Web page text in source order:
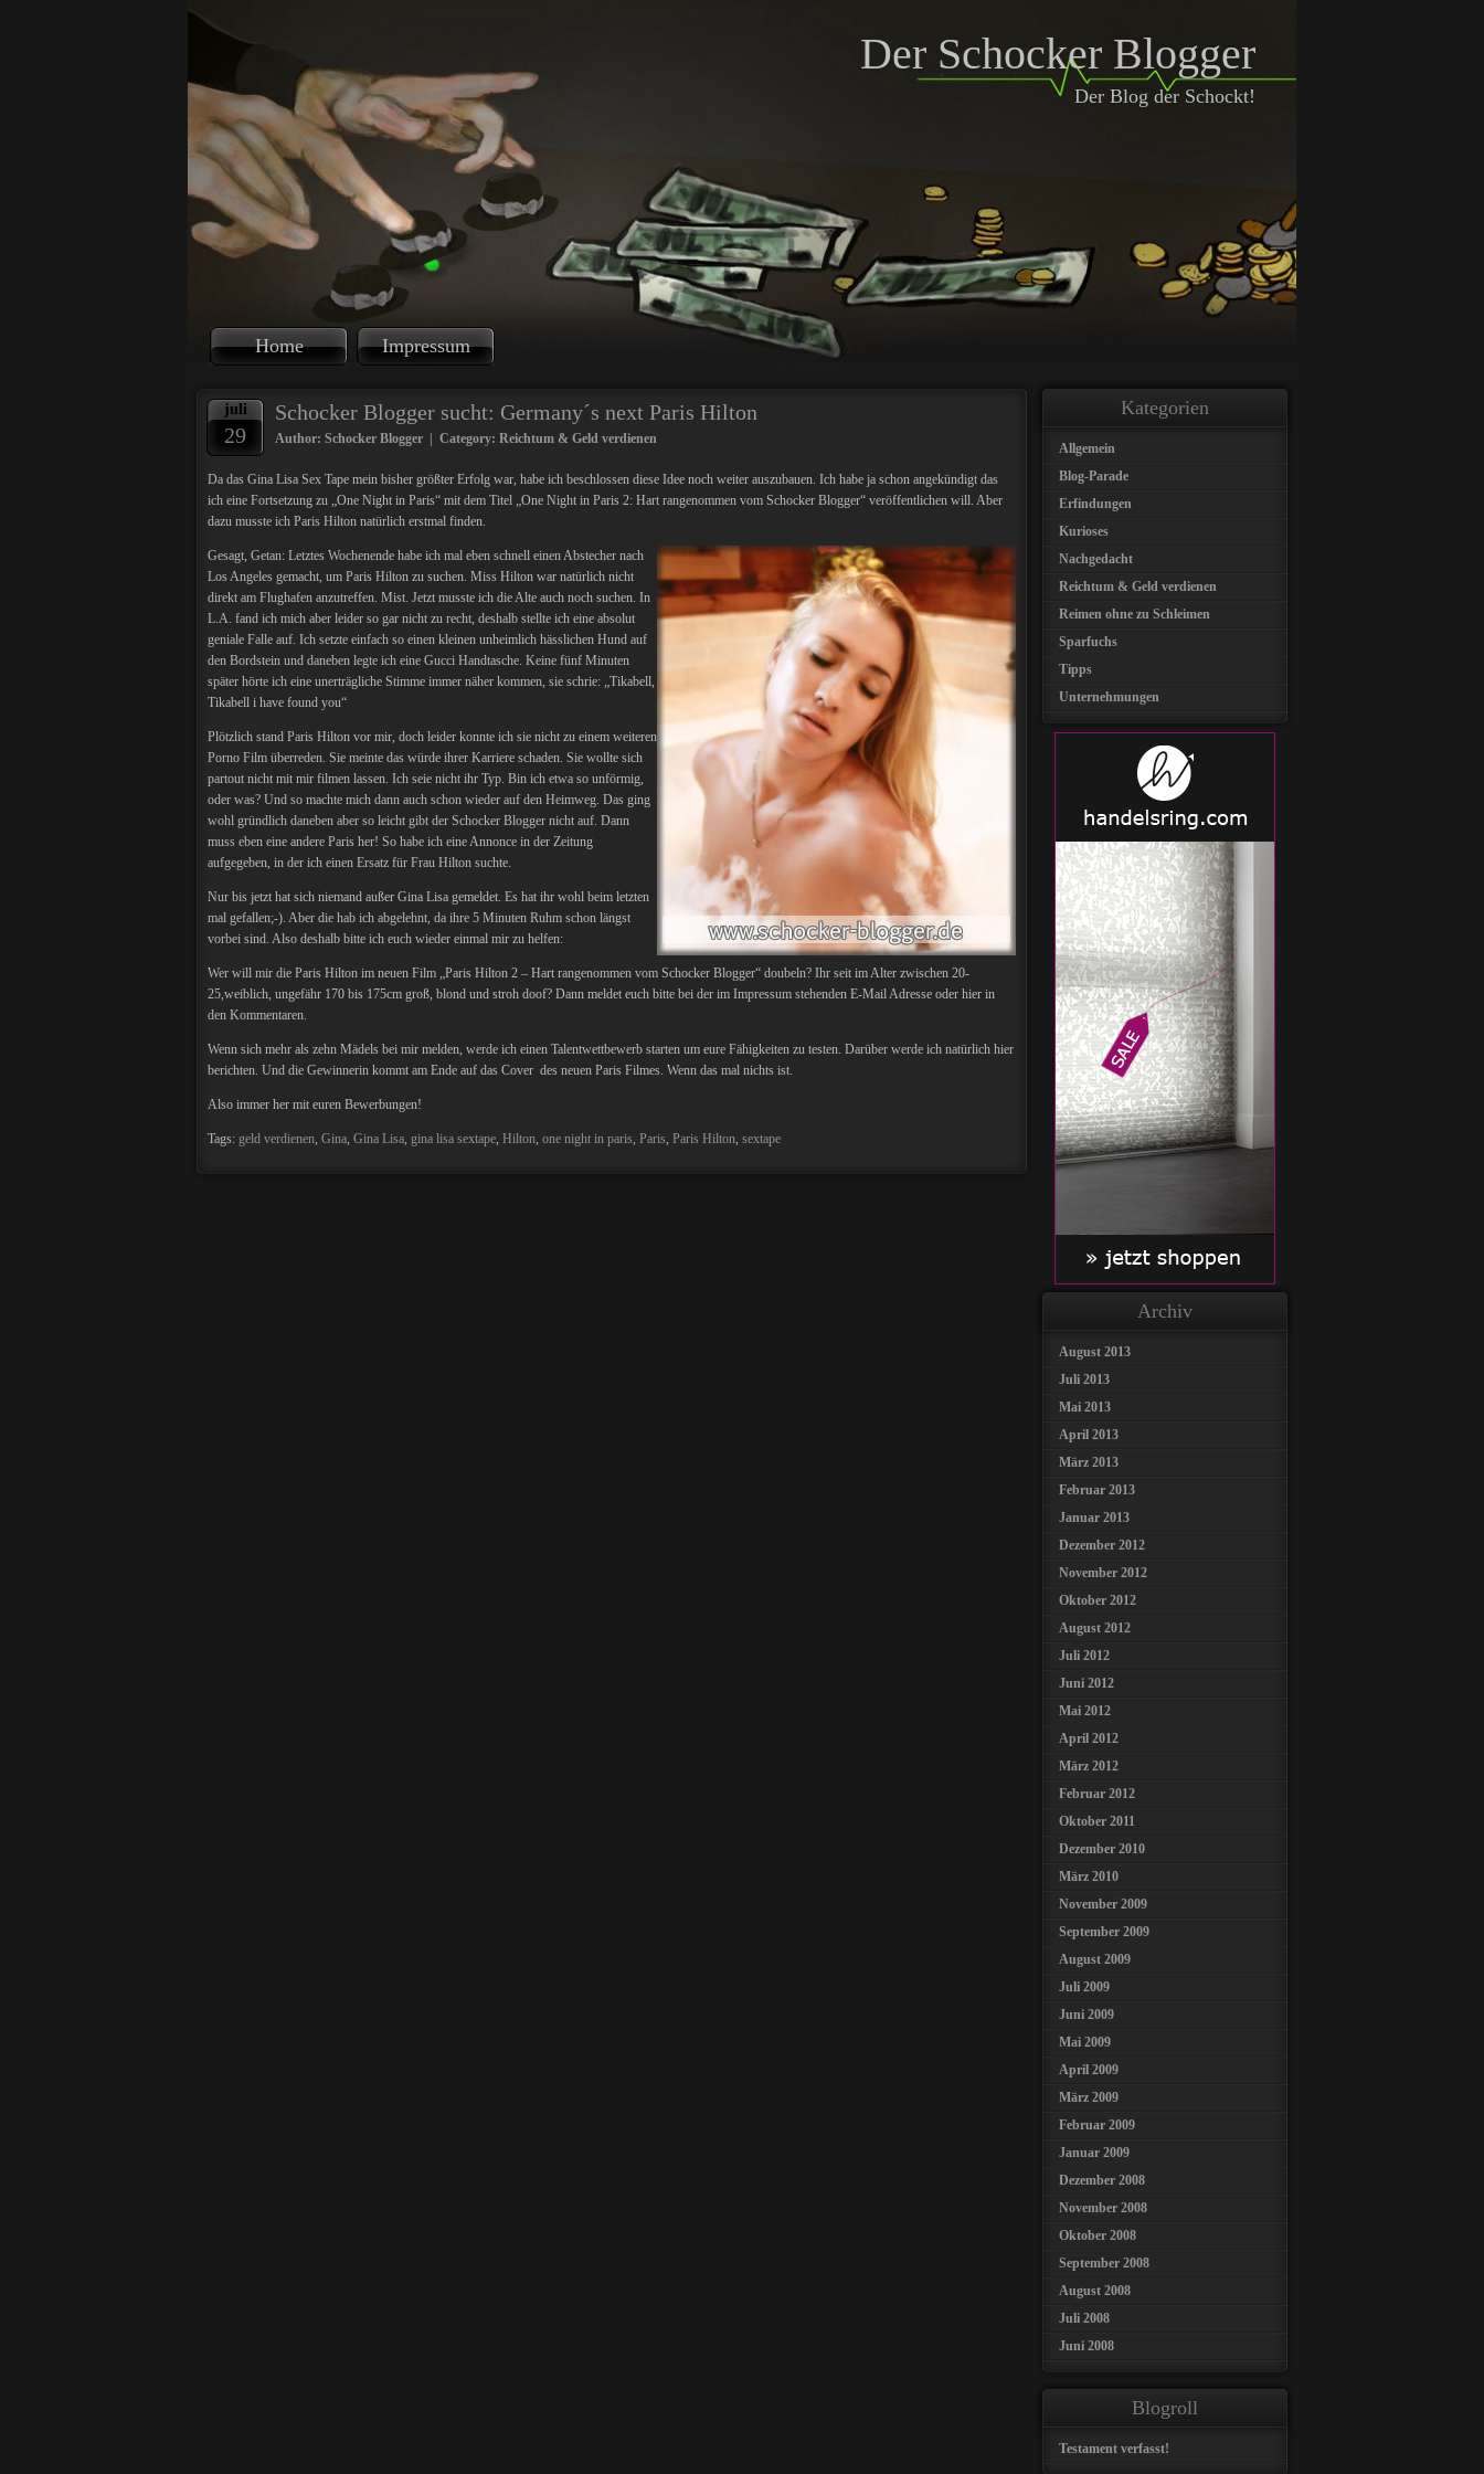
Der Schocker Blogger
Der Blog der Schockt!
Home Impressum
juli
29
Schocker Blogger sucht: Germany´s next Paris Hilton
Author: Schocker Blogger | Category: Reichtum & Geld verdienen
Da das Gina Lisa Sex Tape mein bisher größter Erfolg war, habe ich beschlossen diese Idee noch weiter auszubauen. Ich habe ja schon angekündigt das
ich eine Fortsetzung zu „One Night in Paris“ mit dem Titel „One Night in Paris 2: Hart rangenommen vom Schocker Blogger“ veröffentlichen will. Aber
dazu musste ich Paris Hilton natürlich erstmal finden.
Gesagt, Getan: Letztes Wochenende habe ich mal eben schnell einen Abstecher nach
Los Angeles gemacht, um Paris Hilton zu suchen. Miss Hilton war natürlich nicht
direkt am Flughafen anzutreffen. Mist. Jetzt musste ich die Alte auch noch suchen. In
L.A. fand ich mich aber leider so gar nicht zu recht, deshalb stellte ich eine absolut
geniale Falle auf. Ich setzte einfach so einen kleinen unheimlich hässlichen Hund auf
den Bordstein und daneben legte ich eine Gucci Handtasche. Keine fünf Minuten
später hörte ich eine unerträgliche Stimme immer näher kommen, sie schrie: „Tikabell,
Tikabell i have found you“
Plötzlich stand Paris Hilton vor mir, doch leider konnte ich sie nicht zu einem weiteren
Porno Film überreden. Sie meinte das würde ihrer Karriere schaden. Sie wollte sich
partout nicht mit mir filmen lassen. Ich seie nicht ihr Typ. Bin ich etwa so unförmig,
oder was? Und so machte mich dann auch schon wieder auf den Heimweg. Das ging
wohl gründlich daneben aber so leicht gibt der Schocker Blogger nicht auf. Dann
muss eben eine andere Paris her! So habe ich eine Annonce in der Zeitung
aufgegeben, in der ich einen Ersatz für Frau Hilton suchte.
Nur bis jetzt hat sich niemand außer Gina Lisa gemeldet. Es hat ihr wohl beim letzten
mal gefallen;-). Aber die hab ich abgelehnt, da ihre 5 Minuten Ruhm schon längst
vorbei sind. Also deshalb bitte ich euch wieder einmal mir zu helfen:
Wer will mir die Paris Hilton im neuen Film „Paris Hilton 2 – Hart rangenommen vom Schocker Blogger“ doubeln? Ihr seit im Alter zwischen 20-
25,weiblich, ungefähr 170 bis 175cm groß, blond und stroh doof? Dann meldet euch bitte bei der im Impressum stehenden E-Mail Adresse oder hier in
den Kommentaren.
Wenn sich mehr als zehn Mädels bei mir melden, werde ich einen Talentwettbewerb starten um eure Fähigkeiten zu testen. Darüber werde ich natürlich hier
berichten. Und die Gewinnerin kommt am Ende auf das Cover des neuen Paris Filmes. Wenn das mal nichts ist.
Also immer her mit euren Bewerbungen!
Tags: geld verdienen, Gina, Gina Lisa, gina lisa sextape, Hilton, one night in paris, Paris, Paris Hilton, sextape
Kategorien
Allgemein
Blog-Parade
Erfindungen
Kurioses
Nachgedacht
Reichtum & Geld verdienen
Reimen ohne zu Schleimen
Sparfuchs
Tipps
Unternehmungen
Archiv
August 2013
Juli 2013
Mai 2013
April 2013
März 2013
Februar 2013
Januar 2013
Dezember 2012
November 2012
Oktober 2012
August 2012
Juli 2012
Juni 2012
Mai 2012
April 2012
März 2012
Februar 2012
Oktober 2011
Dezember 2010
März 2010
November 2009
September 2009
August 2009
Juli 2009
Juni 2009
Mai 2009
April 2009
März 2009
Februar 2009
Januar 2009
Dezember 2008
November 2008
Oktober 2008
September 2008
August 2008
Juli 2008
Juni 2008
Blogroll
Testament verfasst!